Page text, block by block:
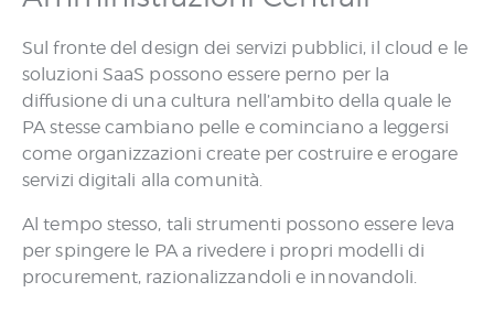
Sul fronte del design dei servizi pubblici, il cloud e le
soluzioni SaaS possono essere perno per la
diffusione di una cultura nell’ambito della quale le
PA stesse cambiano pelle e cominciano a leggersi
come organizzazioni create per costruire e erogare
servizi digitali alla comunità.
Al tempo stesso, tali strumenti possono essere leva
per spingere le PA a rivedere i propri modelli di
procurement, razionalizzandoli e innovandoli.